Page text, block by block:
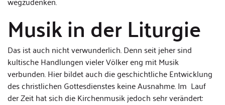
Musik in der Liturgie
Das ist auch nicht verwunderlich. Denn seit jeher sind
kultische Handlungen vieler Völker eng mit Musik
verbunden. Hier bildet auch die geschichtliche Entwicklung
des christlichen Gottesdienstes keine Ausnahme. Im Lauf
der Zeit hat sich die Kirchenmusik jedoch sehr verändert: